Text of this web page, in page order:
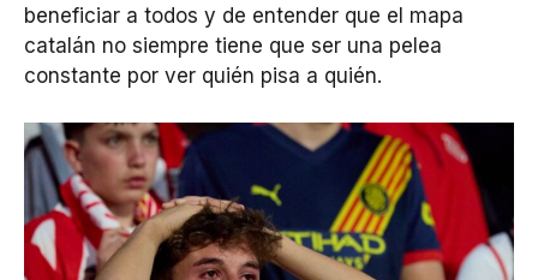
beneficiar a todos y de entender que el mapa
catalán no siempre tiene que ser una pelea
constante por ver quién pisa a quién.